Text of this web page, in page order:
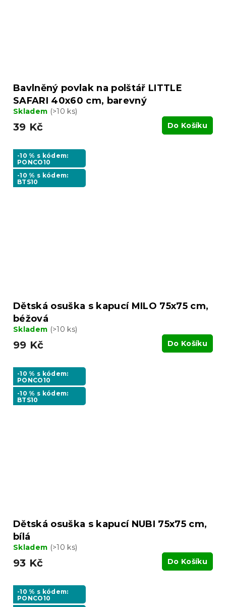
Bavlněný povlak na polštář LITTLE
SAFARI 40x60 cm, barevný
Skladem (>10 ks)
39 Kč Do Košíku
-10 % s kódem:
PONCO10
-10 % s kódem:
BTS10
Dětská osuška s kapucí MILO 75x75 cm,
béžová
Skladem (>10 ks)
99 Kč Do Košíku
-10 % s kódem:
PONCO10
-10 % s kódem:
BTS10
Dětská osuška s kapucí NUBI 75x75 cm,
bílá
Skladem (>10 ks)
93 Kč Do Košíku
-10 % s kódem:
PONCO10